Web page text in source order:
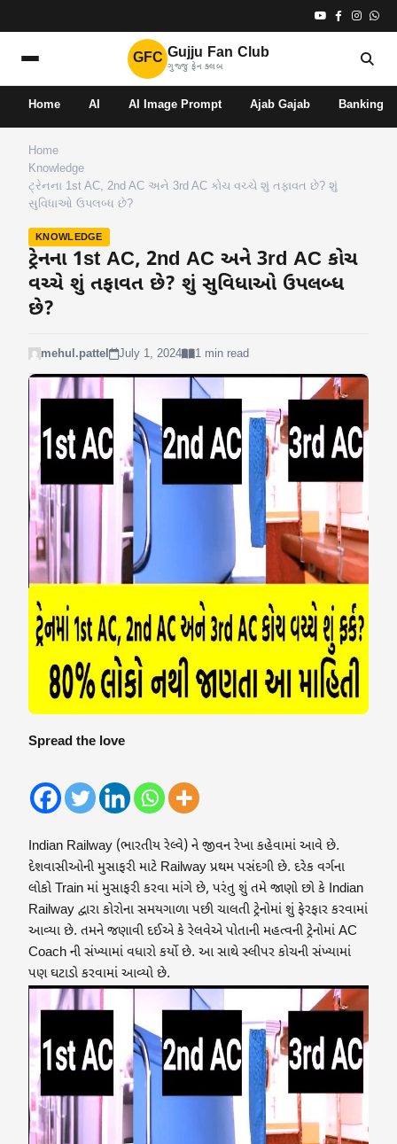
GFC Gujju Fan Club
ગુજ્જુ ફેન ક્લબ
Home AI AI Image Prompt Ajab Gajab Banking
Home
Knowledge
ટ્રેનના 1st AC, 2nd AC અને 3rd AC કોચ વચ્ચે શું તફાવત છે? શું
સુવિધાઓ ઉપલબ્ધ છે?
KNOWLEDGE
ટ્રેનના 1st AC, 2nd AC અને 3rd AC કોચ
વચ્ચે શું તફાવત છે? શું સુવિધાઓ ઉપલબ્ધ
છે?
mehul.pattel July 1, 2024 1 min read
Spread the love
Indian Railway (ભારતીય રેલ્વે) ને જીવન રેખા કહેવામાં આવે છે.
દેશવાસીઓની મુસાફરી માટે Railway પ્રથમ પસંદગી છે. દરેક વર્ગના
લોકો Train માં મુસાફરી કરવા માંગે છે, પરંતુ શું તમે જાણો છો કે Indian
Railway દ્વારા કોરોના સમયગાળા પછી ચાલતી ટ્રેનોમાં શું ફેરફાર કરવામાં
આવ્યા છે. તમને જણાવી દઈએ કે રેલવેએ પોતાની મહત્વની ટ્રેનોમાં AC
Coach ની સંખ્યામાં વધારો કર્યો છે. આ સાથે સ્લીપર કોચની સંખ્યામાં
પણ ઘટાડો કરવામાં આવ્યો છે.